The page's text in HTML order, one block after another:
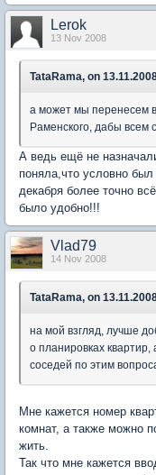
Lerok
13 Nov 2008
TataRama, on
а может мы перенесем
Раменского, дабы всем
А ведь ещё не
поняла,что условно
декабря более точно
было удобно!!!
Vlad79
14 Nov 2008
TataRama, on
на мой взгляд, лучше
о планировках
соседей по этим
Мне кажется номер
комнат, а также можно
жить.
Так что мне кажется